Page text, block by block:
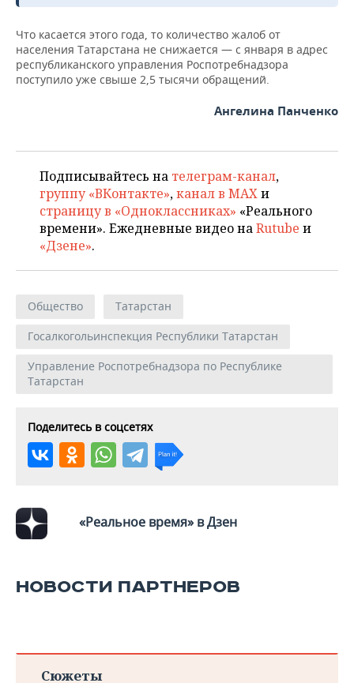
Что касается этого года, то количество жалоб от
населения Татарстана не снижается — с января в адрес
республиканского управления Роспотребнадзора
поступило уже свыше 2,5 тысячи обращений.
Ангелина Панченко
Подписывайтесь на телеграм-канал,
группу «ВКонтакте»,канал в MAXи
страницу в «Одноклассниках» «Реального
времени». Ежедневные видео наRutube и
«Дзене».
Общество
Татарстан
Госалкогольинспекция Республики Татарстан
Управление Роспотребнадзора по Республике
Татарстан
Поделитесь в соцсетях
«Реальное время» в Дзен
НОВОСТИ ПАРТНЕРОВ
Сюжеты